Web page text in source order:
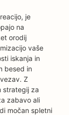
je
na
orodij
vaše
iskanja in
besed in
Z
strategij za
zabavo ali
močan spletni